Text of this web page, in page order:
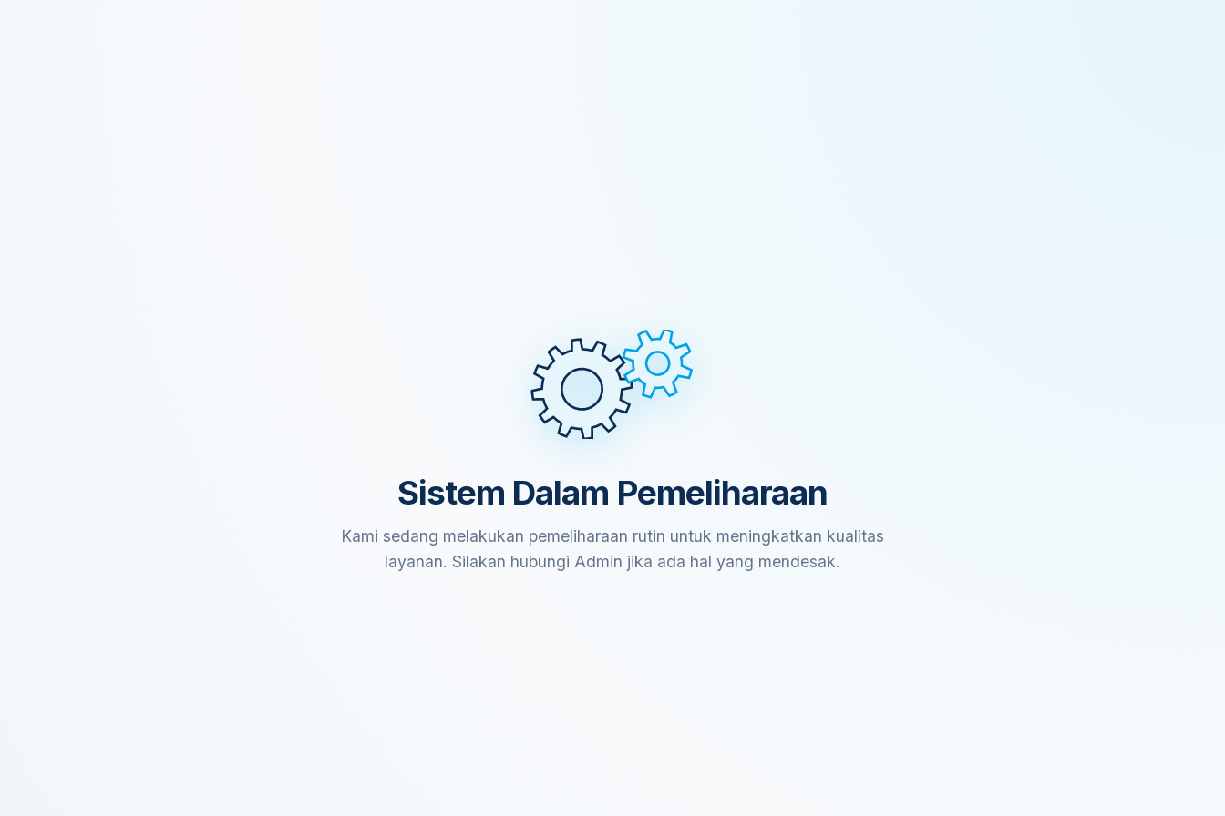
Sistem Dalam Pemeliharaan
Kami sedang melakukan pemeliharaan rutin untuk meningkatkan kualitas
layanan. Silakan hubungi Admin jika ada hal yang mendesak.